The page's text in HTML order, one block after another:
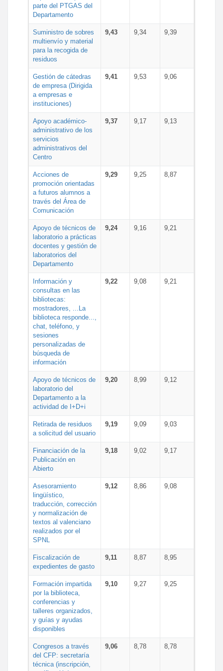
parte del PTGAS del
Departamento
Suministro de sobres
multienvío y material
para la recogida de
residuos
9,43 9,34 9,39
Gestión de cátedras
de empresa (Dirigida
a empresas e
instituciones)
9,41 9,53 9,06
Apoyo académico-
administrativo de los
servicios
administrativos del
Centro
9,37 9,17 9,13
Acciones de
promoción orientadas
a futuros alumnos a
través del Área de
Comunicación
9,29 9,25 8,87
Apoyo de técnicos de
laboratorio a prácticas
docentes y gestión de
laboratorios del
Departamento
9,24 9,16 9,21
Información y
consultas en las
bibliotecas:
mostradores, ...La
biblioteca responde...,
chat, teléfono, y
sesiones
personalizadas de
búsqueda de
información
9,22 9,08 9,21
Apoyo de técnicos de
laboratorio del
Departamento a la
actividad de I+D+i
9,20 8,99 9,12
Retirada de residuos
a solicitud del usuario
9,19 9,09 9,03
Financiación de la
Publicación en
Abierto
9,18 9,02 9,17
Asesoramiento
lingüístico,
traducción, corrección
y normalización de
textos al valenciano
realizados por el
SPNL
9,12 8,86 9,08
Fiscalización de
expedientes de gasto
9,11 8,87 8,95
Formación impartida
por la biblioteca,
conferencias y
talleres organizados,
y guías y ayudas
disponibles
9,10 9,27 9,25
Congresos a través
del CFP: secretaría
técnica (inscripción,
9,06 8,78 8,78